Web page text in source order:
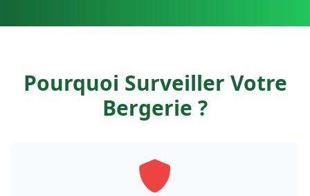
Pourquoi Surveiller Votre
Bergerie ?